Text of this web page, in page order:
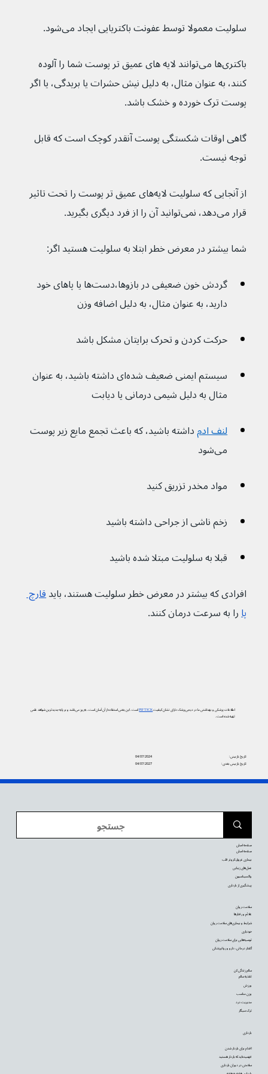
سلولیت معمولا توسط عفونت باکتریایی ایجاد می‌شود.
باکتری‌ها می‌توانند لایه های عمیق تر پوست شما را آلوده
کنند، به عنوان مثال، به دلیل نیش حشرات یا بریدگی، یا اگر
پوست ترک خورده و خشک باشد.
گاهی اوقات شکستگی پوست آنقدر کوچک است که قابل
توجه نیست.
از آنجایی که سلولیت لایه‌های عمیق تر پوست را تحت تاثیر
قرار می‌دهد، نمی‌توانید آن را از فرد دیگری بگیرید.
شما بیشتر در معرض خطر ابتلا به سلولیت هستید اگر:
گردش خون ضعیفی در بازوها،دست‌ها یا پاهای خود
دارید، به عنوان مثال، به دلیل اضافه وزن
حرکت کردن و تحرک برایتان مشکل باشد
سیستم ایمنی ضعیف شده‌ای داشته باشید، به عنوان
مثال به دلیل شیمی درمانی یا دیابت
لنف ادمداشته باشید، که باعث تجمع مایع زیر پوست
می‌شود
مواد مخدر تزریق کنید
زخم ناشی از جراحی داشته باشید
قبلا به سلولیت مبتلا شده باشید
افرادی که بیشتر در معرض خطر سلولیت هستند، باید قارچ
پا را به سرعت درمان کنند.
اطلاعات پزشکی و بهداشتی ما در دیجی‌پزشک دارای نشان کیفیتPIF TICKاست. این یعنی استفاده از آن آسان است، به‌روز می‌باشد و بر پایه جدیدترین شواهد علمی
تهیه شده است.
04/07/2024
تاریخ بازبینی:
04/07/2027
تاریخ بازبینی بعدی:
بارداری
اقدام برای باردار شدن
فهمیده‌اید که باردار هستید
سلامتی در دوران بارداری
سالم زندگی کن
تغذیه سالم
ورزش
وزن مناسب
مدیریت درد
ترک سیگار
سلامت روان
علائم و رفتارها
شرایط و بیماری‌های سلامت روان
خودیاری
توصیه‌‌هایی برای سلامت روان
گفتار درمانی، دارو و روانپزشکی
صفحه اصلی
صفحه اصلی
بیماری عروق کرونر قلب
عمل‌های زیبایی
واکسیناسیون
پیشگیری از بارداری